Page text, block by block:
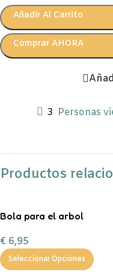
Añadir Al Carrito
Comprar AHORA
3 Personas
Productos
Bola para el arbol
€ 6,95
Seleccionar Opciones